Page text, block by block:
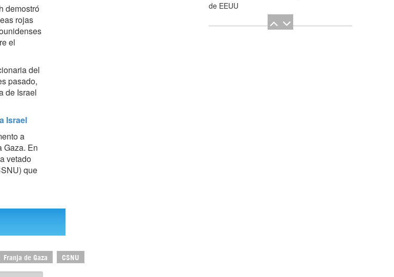
demostró
rojas
el
del
pasado,
de Israel
Israel
a
Gaza. En
vetado
que
Franja de Gaza CSNU
de EEUU